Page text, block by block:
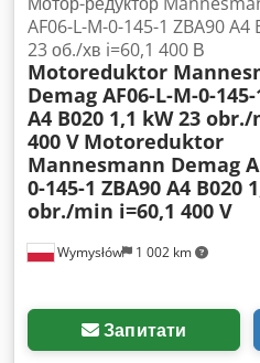
Wymysłów 1 002 km
AF06-L-M-0-145-1 ZBA90 A4
23 об./хв i=60,1 400 В
Motoreduktor
Demag AF06-L-M-0-145-
A4 B020 1,1 kW 23
400 V Motoreduktor
Mannesmann Demag
0-145-1 ZBA90 A4 B020
obr./min i=60,1 400 V
Запитати